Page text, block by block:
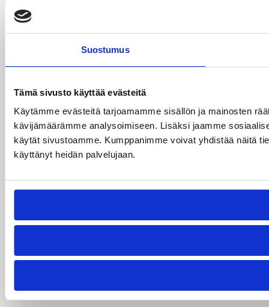
Suostumus
Tämä sivusto käyttää evästeitä
Käytämme evästeitä tarjoamamme sisällön ja mainosten
kävijämäärämme analysoimiseen. Lisäksi jaamme
käytät sivustoamme. Kumppanimme voivat yhdistää näitä
käyttänyt heidän palvelujaan.